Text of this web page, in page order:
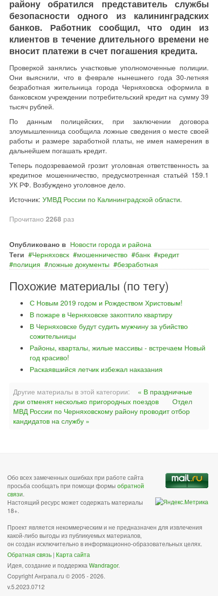
району обратился представитель службы
безопасности одного из калининградских
банков. Работник сообщил, что один из
клиентов в течение длительного времени не
вносит платежи в счет погашения кредита.
Проверкой занялись участковые уполномоченные полиции.
Они выяснили, что в феврале нынешнего года 30-летняя
безработная жительница города Черняховска оформила в
банковском учреждении потребительский кредит на сумму 39
тысяч рублей.
По данным полицейских, при заключении договора
злоумышленница сообщила ложные сведения о месте своей
работы и размере заработной платы, не имея намерения в
дальнейшем погашать кредит.
Теперь подозреваемой грозит уголовная ответственность за
кредитное мошенничество, предусмотренная статьёй 159.1
УК РФ. Возбуждено уголовное дело.
Источник: УМВД России по Калининградской области.
Прочитано 2268 раз
Опубликовано в Новости города и района
Теги
Черняховск мошенничество банк
кредит
полиция
ложные документы безработная
Похожие материалы (по тегу)
С Новым 2019 годом и Рождеством Христовым!
В пожаре в Черняховске закоптило квартиру
В Черняховске будут судить мужчину за убийство
сожительницы
Районы, кварталы, жилые массивы - встречаем Новый
год красиво!
Раскаявшийся летчик избежал наказания
Другие материалы в этой категории:
« В праздничные
дни отменят несколько пригородных поездов
Отдел
МВД России по Черняховскому району проводит отбор
кандидатов на службу »
Обо всех замеченных ошибках при работе сайта
просьба сообщать при помощи формы обратной
связи.
Настоящий ресурс может содержать материалы
18+.
Проект является некоммерческим и не предназначен для извлечения
какой-либо выгоды из публикуемых материалов,
он создан исключительно в информационно-образовательных целях.
Обратная связь | Карта сайта
Идея, создание и поддержка Wandragor.
Copyright Анграпа.ru © 2005 - 2026.
v.5.2023.0712